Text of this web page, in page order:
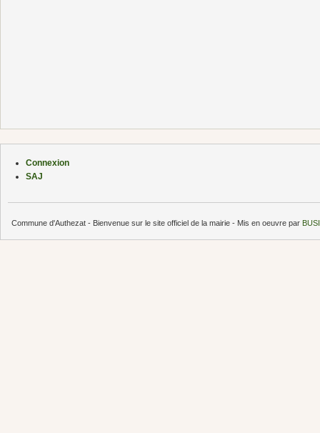
Connexion
SAJ
Commune d'Authezat - Bienvenue sur le site officiel de la mairie - Mis en oeuvre par